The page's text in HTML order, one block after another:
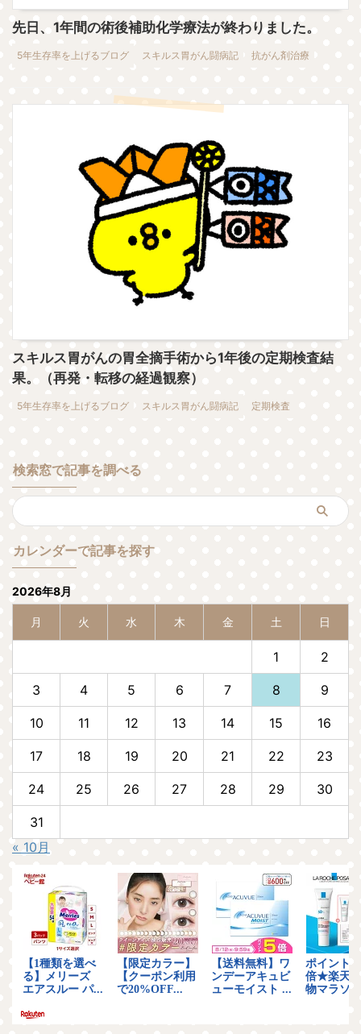
先日、1年間の術後補助化学療法が終わりました。
5年生存率を上げるブログ スキルス胃がん闘病記 抗がん剤治療
スキルス胃がんの胃全摘手術から1年後の定期検査結
果。（再発・転移の経過観察）
5年生存率を上げるブログ スキルス胃がん闘病記 定期検査
検索窓で記事を調べる
カレンダーで記事を探す
2026年8月
月 火 水 木 金 土 日
1 2
3 4 5 6 7 8 9
10 11 12 13 14 15 16
17 18 19 20 21 22 23
24 25 26 27 28 29 30
31
« 10月